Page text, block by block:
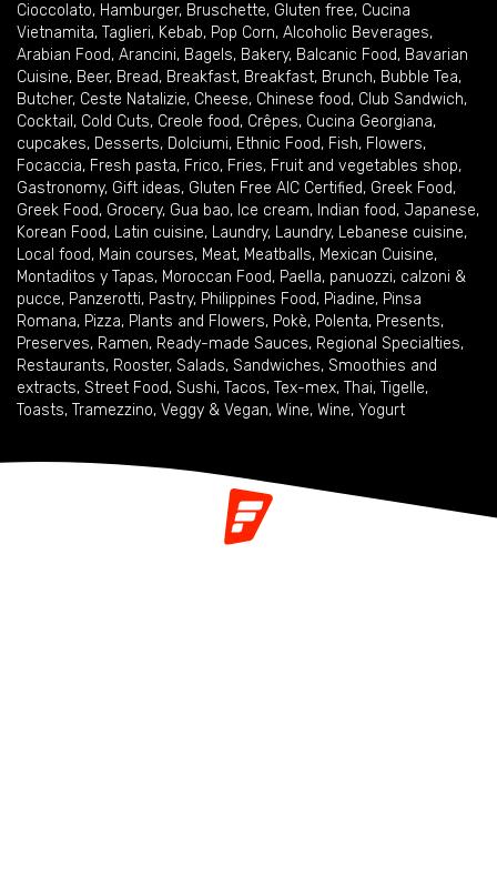
Cioccolato, Hamburger, Bruschette, Gluten free, Cucina
Vietnamita, Taglieri, Kebab, Pop Corn, Alcoholic Beverages,
Arabian Food, Arancini, Bagels, Bakery, Balcanic Food, Bavarian
Cuisine, Beer, Bread, Breakfast, Breakfast, Brunch, Bubble Tea,
Butcher, Ceste Natalizie, Cheese, Chinese food, Club Sandwich,
Cocktail , Cold Cuts, Creole food, Crêpes, Cucina Georgiana,
cupcakes, Desserts, Dolciumi, Ethnic Food, Fish, Flowers,
Focaccia, Fresh pasta, Frico, Fries, Fruit and vegetables shop,
Gastronomy, Gift ideas, Gluten Free AIC Certified, Greek Food,
Greek Food, Grocery, Gua bao, Ice cream, Indian food, Japanese,
Korean Food, Latin cuisine, Laundry, Laundry, Lebanese cuisine,
Local food, Main courses, Meat, Meatballs, Mexican Cuisine,
Montaditos y Tapas, Moroccan Food, Paella, panuozzi, calzoni &
pucce, Panzerotti, Pastry, Philippines Food, Piadine, Pinsa
Romana, Pizza, Plants and Flowers, Pokè, Polenta, Presents,
Preserves, Ramen, Ready-made Sauces, Regional Specialties,
Restaurants, Rooster, Salads, Sandwiches, Smoothies and
extracts, Street Food, Sushi, Tacos, Tex-mex, Thai, Tigelle,
Toasts, Tramezzino, Veggy & Vegan, Wine, Wine, Yogurt